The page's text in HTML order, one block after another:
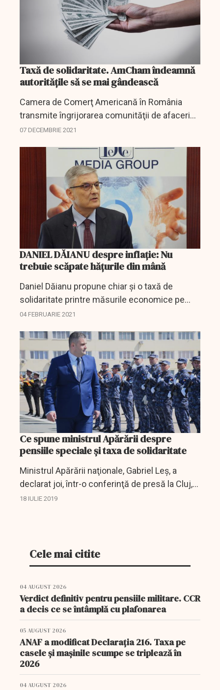
Taxă de solidaritate. AmCham îndeamnă
autoritățile să se mai gândească
Camera de Comerţ Americană în România
transmite îngrijorarea comunităţii de afaceri
pe care o reprezintă cu privire la intenţia
fiscală pentru...
07 DECEMBRIE 2021
DANIEL DĂIANU despre inflație: Nu
trebuie scăpate hățurile din mână
Daniel Dăianu propune chiar și o taxă de
solidaritate printre măsurile economice pe
care România ar putea să le adopte.
04 FEBRUARIE 2021
Ce spune ministrul Apărării despre
pensiile speciale și taxa de solidaritate
Ministrul Apărării naţionale, Gabriel Leş, a
declarat joi, într-o conferinţă de presă la Cluj,
că doreşte ca niciun militar să nu fie afectat
18 IULIE 2019
Cele mai citite
04 AUGUST 2026
Verdict definitiv pentru pensiile militare. CCR
a decis ce se întâmplă cu plafonarea
05 AUGUST 2026
ANAF a modificat Declarația 216. Taxa pe
casele și mașinile scumpe se triplează în
2026
04 AUGUST 2026